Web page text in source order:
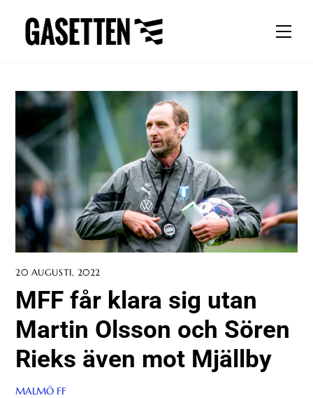
content
20 AUGUSTI, 2022
MFF får klara sig utan
Martin Olsson och Sören
Rieks även mot Mjällby
MALMÖ FF